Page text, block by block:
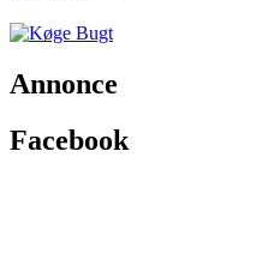
Annonce
Facebook